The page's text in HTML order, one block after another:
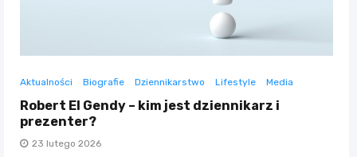
Aktualności Biografie Dziennikarstwo Lifestyle Media
Robert El Gendy – kim jest dziennikarz i
prezenter?
23 lutego 2026